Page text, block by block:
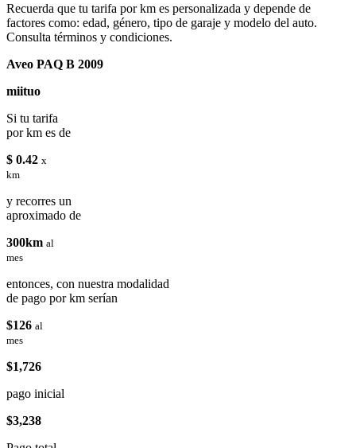
Recuerda que tu tarifa por km es personalizada y depende de
factores como: edad, género, tipo de garaje y modelo del auto.
Consulta términos y condiciones.
Aveo PAQ B 2009
miituo
Si tu tarifa
por km es de
$ 0.42 x
km
y recorres un
aproximado de
300km al
mes
entonces, con nuestra modalidad
de pago por km serían
$126 al
mes
$1,726
pago inicial
$3,238